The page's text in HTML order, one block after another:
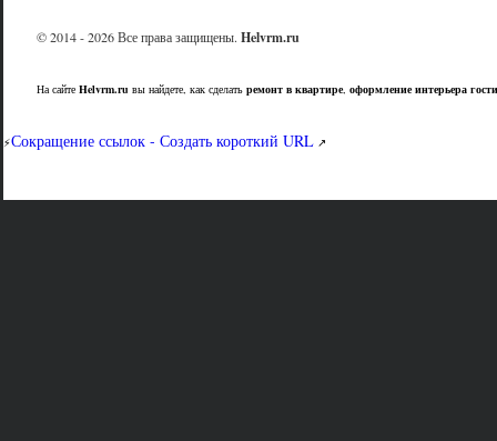
© 2014 - 2026 Все права защищены. Helvrm.ru
На сайте Helvrm.ru вы найдете, как сделать ремонт в квартире, оформление интерьера
⚡Сокращение ссылок - Создать короткий URL↗